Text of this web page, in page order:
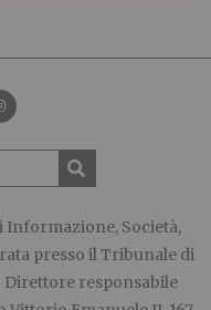
Società,
presso il Tribunale di
Direttore responsabile